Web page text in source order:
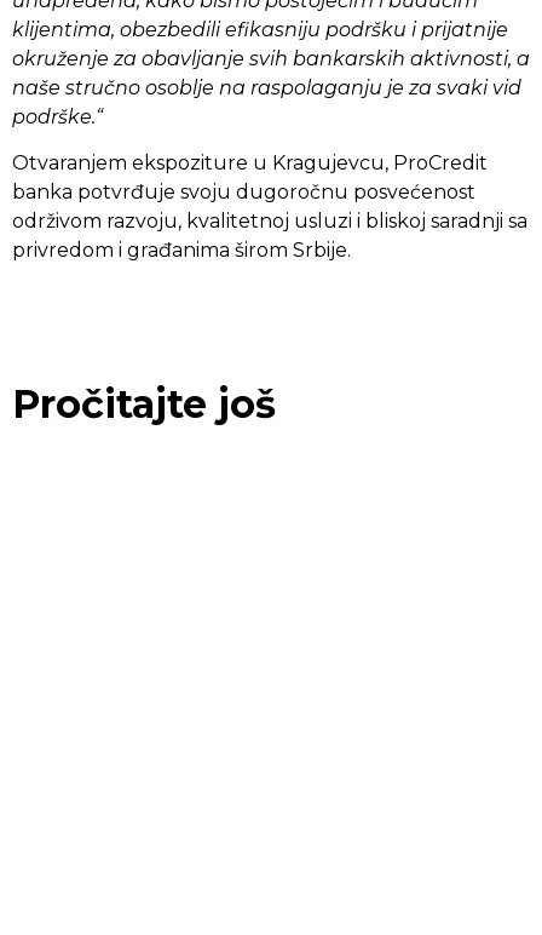
klijentima, obezbedili efikasniju podršku i prijatnije
okruženje za obavljanje svih bankarskih aktivnosti, a
naše stručno osoblje na raspolaganju je za svaki vid
podrške.“
Otvaranjem ekspoziture u Kragujevcu, ProCredit
banka potvrđuje svoju dugoročnu posvećenost
održivom razvoju, kvalitetnoj usluzi i bliskoj saradnji sa
privredom i građanima širom Srbije.
Pročitajte još